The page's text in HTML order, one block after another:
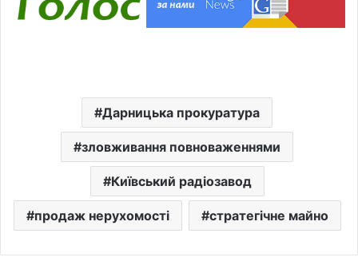
Дарницька прокуратура
зловживання повноваженнями
Київський радіозавод
продаж нерухомості стратегічне майно